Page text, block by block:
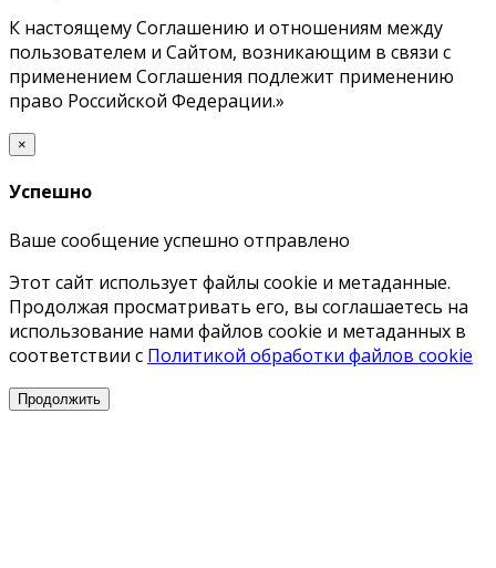
К настоящему Соглашению и отношениям между
пользователем и Сайтом, возникающим в связи с
применением Соглашения подлежит применению
право Российской Федерации.»
×
Успешно
Ваше сообщение успешно отправлено
Этот сайт использует файлы cookie и метаданные.
Продолжая просматривать его, вы соглашаетесь на
использование нами файлов cookie и метаданных в
соответствии с Политикой обработки файлов cookie
Продолжить